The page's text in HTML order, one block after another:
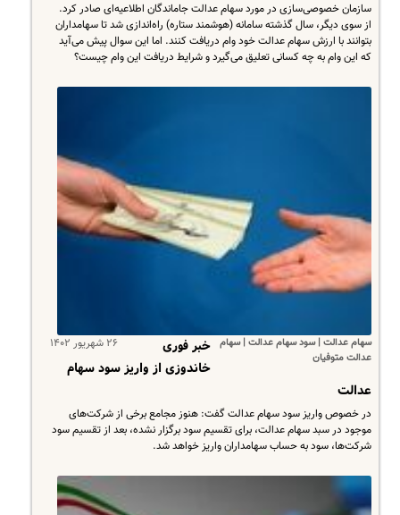
سازمان خصوصی‌سازی در مورد سهام عدالت جاماندگان اطلاعیه‌ای صادر کرد.
از سوی دیگر، سال گذشته سامانه (هوشمند ستاره) راه‌اندازی شد تا سهامداران
بتوانند با ارزش سهام عدالت خود وام دریافت کنند. اما این سوال پیش می‌آید
که این وام به چه کسانی تعلیق می‌گیرد و شرایط دریافت این وام چیست؟
سهام عدالت | سود سهام عدالت | سهام
عدالت متوفیان
۲۶ شهریور ۱۴۰۲
خبر فوری
خاندوزی از واریز سود سهام
عدالت
در خصوص واریز سود سهام عدالت گفت: هنوز مجامع برخی از شرکت‌های
موجود در سبد سهام عدالت، برای تقسیم سود برگزار نشده، بعد از تقسیم سود
شرکت‌ها، سود به حساب سهامداران واریز خواهد شد.